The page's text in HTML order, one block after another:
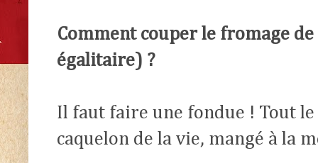
Comment couper le fromage
égalitaire) ?
Il faut faire une fondue ! Tout
caquelon de la vie, mangé à la